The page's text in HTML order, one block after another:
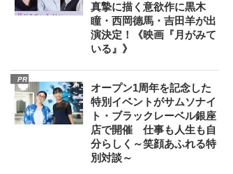
真摯に描く意欲作に黒木
瞳・西岡德馬・吉田羊が出
演決定！《映画『月がみて
いる』》
PR
オープン1周年を記念した
特別イベントがサムソナイ
ト・ブラックレーベル銀座
店で開催 仕事も人生も自
分らしく～笑顔あふれる特
別対談～